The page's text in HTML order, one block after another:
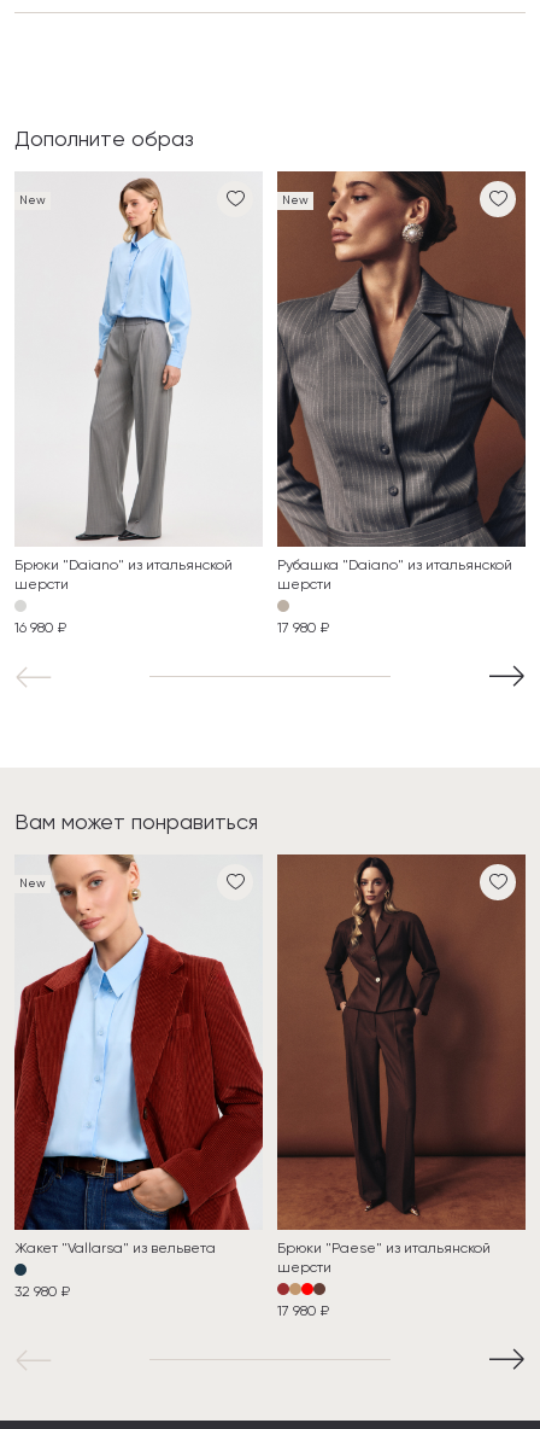
Дополните образ
Брюки "Daiano" из итальянской
шерсти
16 980 ₽
Рубашка "Daiano" из итальянской
шерсти
17 980 ₽
Вам может понравиться
Жакет "Vallarsa" из вельвета
32 980 ₽
Брюки "Paese" из итальянской
шерсти
17 980 ₽